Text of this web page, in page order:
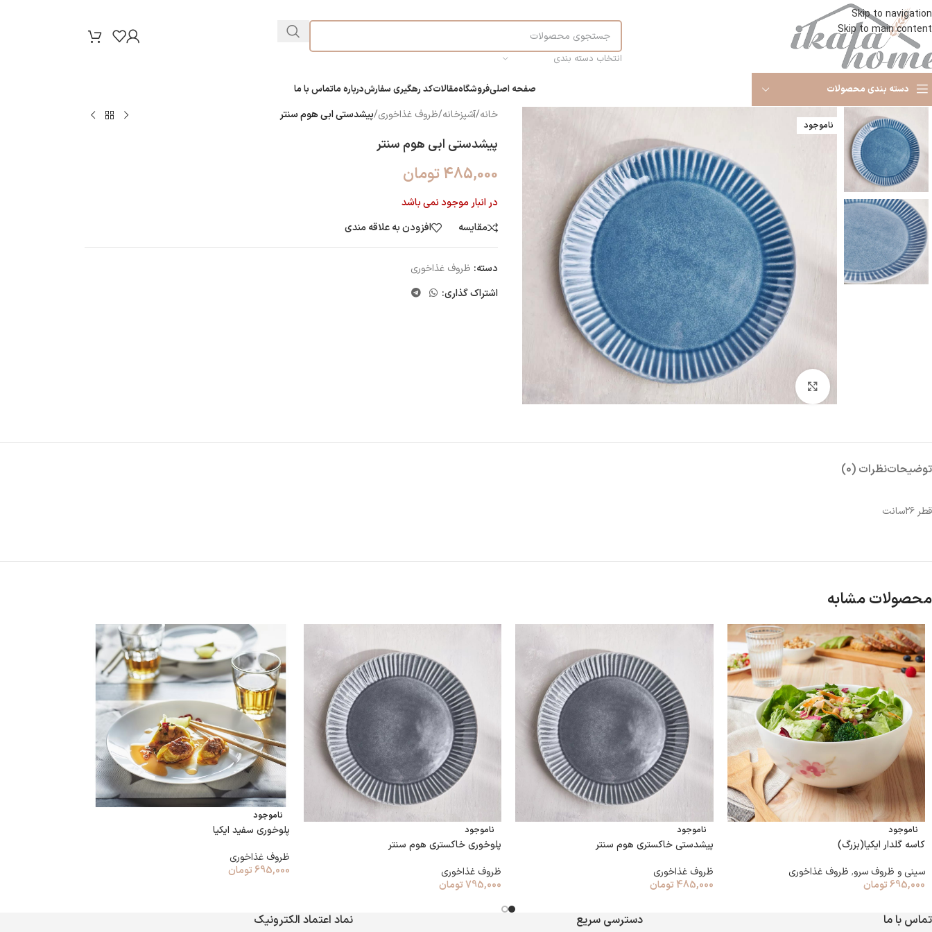
Skip to navigation
Skip to main content
انتخاب دسته بندی
دسته بندی محصولات صفحه اصلیفروشگاهمقالاتکد رهگیری سفارشدرباره ماتماس با ما
ناموجود
خانه/آشپزخانه/ظروف غذاخوری/پیشدستی ابی هوم سنتر
پیشدستی ابی هوم سنتر
485,000تومان
در انبار موجود نمی باشد
مقایسه
افزودن به علاقه مندی
دسته: ظروف غذاخوری
اشتراک گذاری:
توضیحاتنظرات (0)
قطر ۲۶سانت
محصولات مشابه
ناموجود
کاسه گلدار ایکیا(بزرگ)
سینی و ظروف سرو, ظروف غذاخوری
695,000تومان
ناموجود
پیشدستی خاکستری هوم سنتر
ظروف غذاخوری
485,000 تومان
ناموجود
پلوخوری خاکستری هوم سنتر
ظروف غذاخوری
795,000تومان
ناموجود
پلوخوری سفید ایکیا
ظروف غذاخوری
695,000تومان
تماس با ما دسترسی سریع نماد اعتماد الکترونیک